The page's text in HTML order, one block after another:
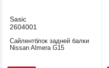
Sasic
2604001
Сайлентблок задней балки
Nissan Almera G15